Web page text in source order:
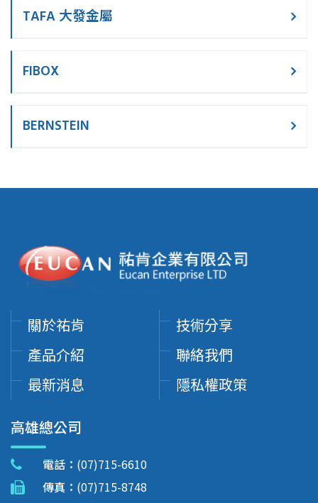
TAFA 大發金屬
FIBOX
BERNSTEIN
關於祐肯
產品介紹
最新消息
技術分享
聯絡我們
隱私權政策
高雄總公司
電話： (07)715-6610
傳真： (07)715-8748